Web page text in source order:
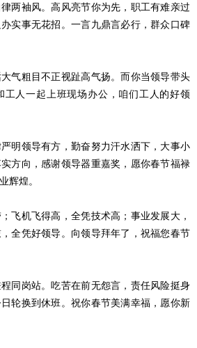
两袖风。高风亮节你为先，职工有难亲过
实事无花招。一言九鼎言必行，群众口碑
气粗目不正视趾高气扬。而你当领导带头
工人一起上班现场办公，咱们工人的好领
明领导有方，勤奋努力汗水洒下，大事小
方向，感谢领导器重嘉奖，愿你春节福禄
辉煌。
飞机飞得高，全凭技术高；事业发展大，
全凭好领导。向领导拜年了，祝福您春节
同岗站。吃苦在前无怨言，责任风险挺身
轮换到休班。祝你春节美满幸福，愿你新